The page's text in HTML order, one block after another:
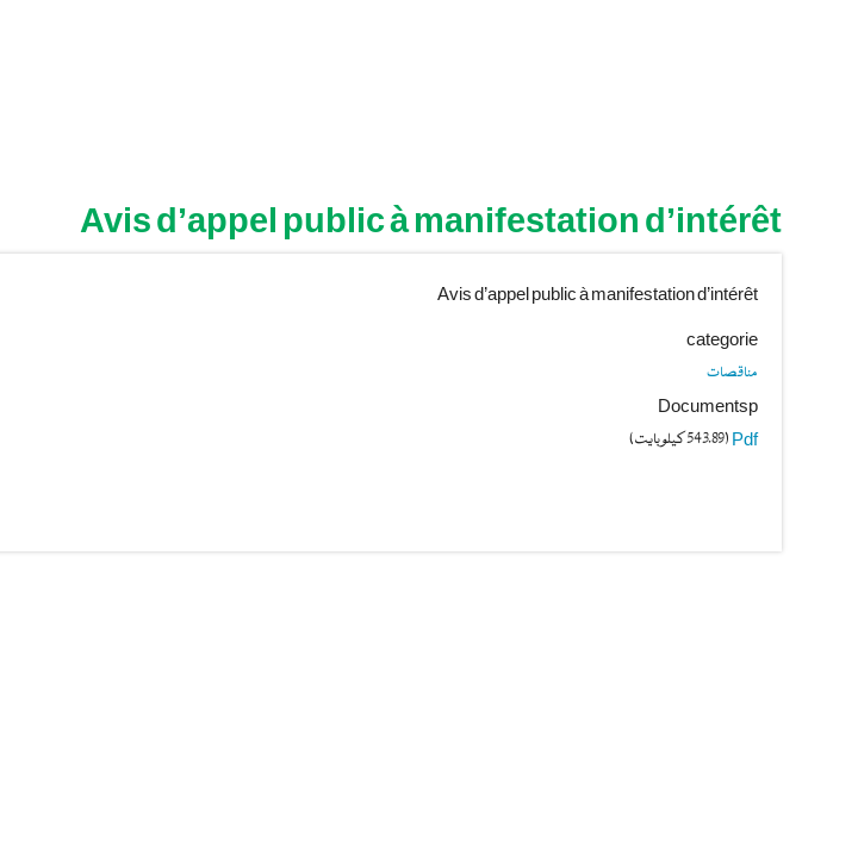
Avis d’appel public à manifestation d’intérêt
Avis d’appel public à manifestation d’intérêt
categorie
مناقصات
Documentsp
Pdf (543.89 كيلوبايت)